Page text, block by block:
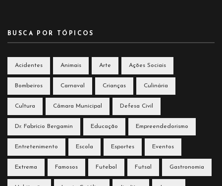
BUSCA POR TÓPICOS
Acidentes Animais Arte Ações Sociais
Bombeiros Carnaval Crianças Culinária
Cultura Câmara Municipal Defesa Civil
Dr. Fabrício Bergamin Educação Empreendedorismo
Entretenimento Escola Esportes Eventos
Extrema Famosos Futebol Futsal Gastronomia